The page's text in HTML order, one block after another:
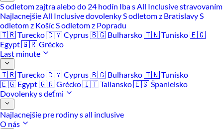
S odletom zajtra alebo do 24 hodín Iba s All Inclusive stravovaním
Najlacnejšie All Inclusive dovolenkyS odletom z BratislavyS
odletom z KošícS odletom z Popradu
🇹🇷 Turecko🇨🇾 Cyprus🇧🇬 Bulharsko🇹🇳 Tunisko🇪🇬
Egypt🇬🇷 Grécko
Last minute
🇹🇷 Turecko🇨🇾 Cyprus🇧🇬 Bulharsko🇹🇳 Tunisko
🇪🇬 Egypt🇬🇷 Grécko🇮🇹 Taliansko🇪🇸 Španielsko
Dovolenky s deťmi
Najlacnejšie pre rodiny s all inclusive
O nás